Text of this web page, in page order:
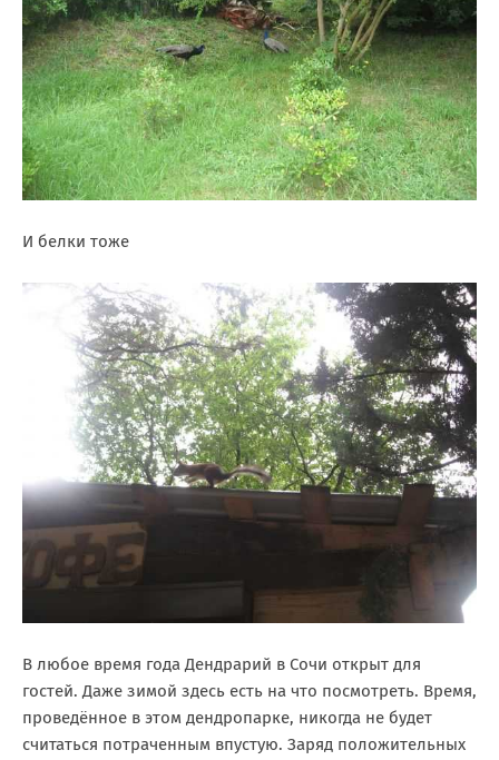
И белки тоже
В любое время года Дендрарий в Сочи открыт для
гостей. Даже зимой здесь есть на что посмотреть. Время,
проведённое в этом дендропарке, никогда не будет
считаться потраченным впустую. Заряд положительных